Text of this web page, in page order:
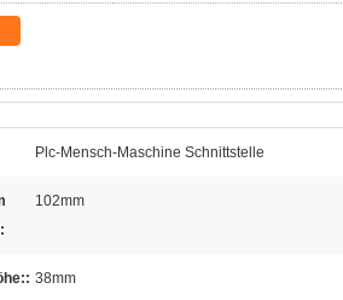
Plc-Mensch-Maschine Schnittstelle
102mm
38mm